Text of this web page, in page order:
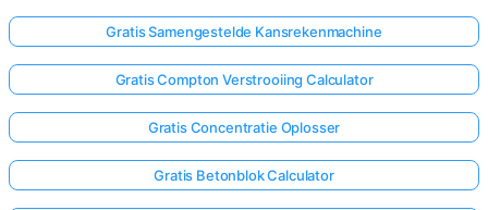
Gratis Samengestelde Kansrekenmachine
Gratis Compton Verstrooiing Calculator
Gratis Concentratie Oplosser
Gratis Betonblok Calculator